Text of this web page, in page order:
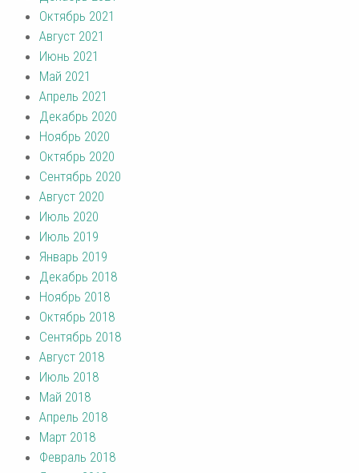
Октябрь 2021
Август 2021
Июнь 2021
Май 2021
Апрель 2021
Декабрь 2020
Ноябрь 2020
Октябрь 2020
Сентябрь 2020
Август 2020
Июль 2020
Июль 2019
Январь 2019
Декабрь 2018
Ноябрь 2018
Октябрь 2018
Сентябрь 2018
Август 2018
Июль 2018
Май 2018
Апрель 2018
Март 2018
Февраль 2018